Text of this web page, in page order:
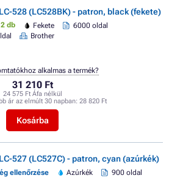
528 (LC528BK) - patron, black (fekete)
db Fekete
6000 oldal
Brother
31 210 Ft
24 575 Ft Áfa nélkül
ár az elmúlt 30 napban: 28 820 Ft
Kosárba
alkalmas a termék?
527 (LC527C) - patron, cyan (azúrkék)
ellenőrzése Azúrkék
900 oldal